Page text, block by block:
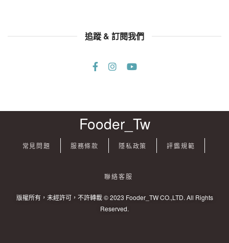
追蹤 & 訂閱我們
Fooder_Tw
常見問題 服務條款 隱私政策 評鑑規範
聯絡客服
版權所有，未經許可，不許轉載 © 2023 Fooder_TW CO.,LTD. All Rights
Reserved.